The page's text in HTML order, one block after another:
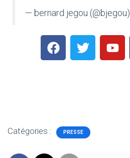
— bernard jegou (@bjegou)
Catégories : PRESSE